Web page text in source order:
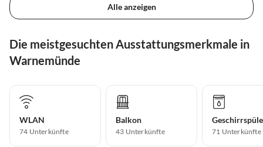
Alle anzeigen
Die meistgesuchten Ausstattungsmerkmale in
Warnemünde
WLAN
74 Unterkünfte
Balkon
43 Unterkünfte 71 Unterkünfte